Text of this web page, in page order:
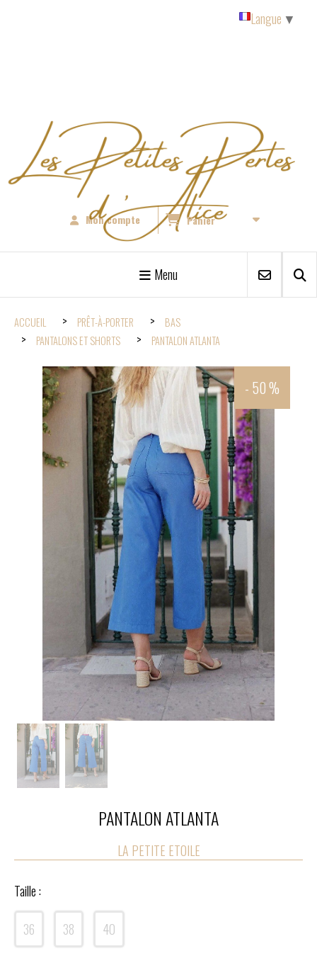
Mon compte Panier
Menu
ACCUEIL PRÊT-À-PORTER
BAS
PANTALONS ET SHORTS
PANTALON ATLANTA
- 50 %
PANTALON ATLANTA
LA PETITE ETOILE
Taille :
36 38 40
Langue ▼